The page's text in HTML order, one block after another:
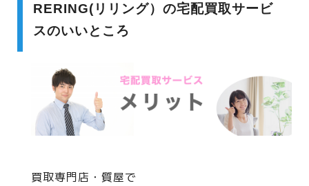
RERING(リリング）の宅配買取サービ
スのいいところ
買取専門店・質屋で